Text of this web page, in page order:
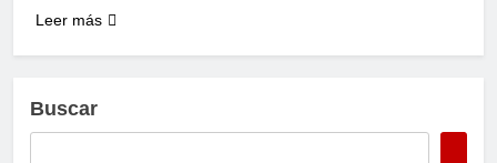
Leer más
Buscar